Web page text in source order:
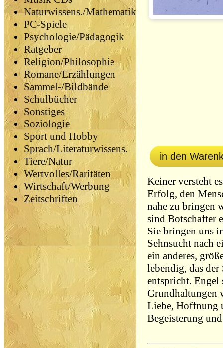
Naturwissens./Mathematik
PC-Spiele
Psychologie/Pädagogik
Ratgeber
Religion/Philosophie
Romane/Erzählungen
Sammel-/Bildbände
Schulbücher
Sonstiges
Soziologie
Sport und Hobby
Sprach/Literaturwissens.
Tiere/Natur
Wertvolles/Raritäten
Wirtschaft/Werbung
Zeitschriften
in den
Keiner versteht
Erfolg, den
nahe zu bringen
sind Botschafter
Sie bringen uns
Sehnsucht nach
ein anderes,
lebendig, das der
entspricht. Engel
Grundhaltungen
Liebe, Hoffnung
Begeisterung